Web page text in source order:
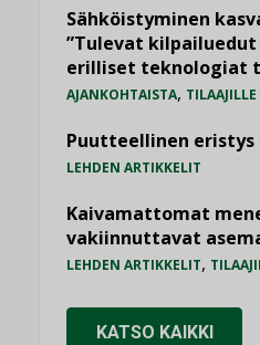
Sähköistyminen
”Tulevat
erilliset teknologiat
AJANKOHTAISTA, TILAAJILLE
Puutteellinen
LEHDEN ARTIKKELIT
Kaivamattomat
vakiinnuttavat
LEHDEN ARTIKKELIT,
KATSO KAIKKI